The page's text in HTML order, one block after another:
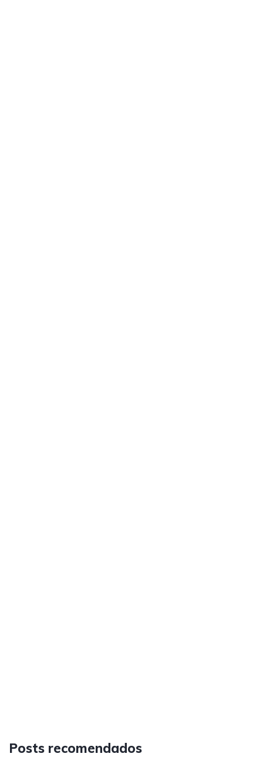
Posts recomendados